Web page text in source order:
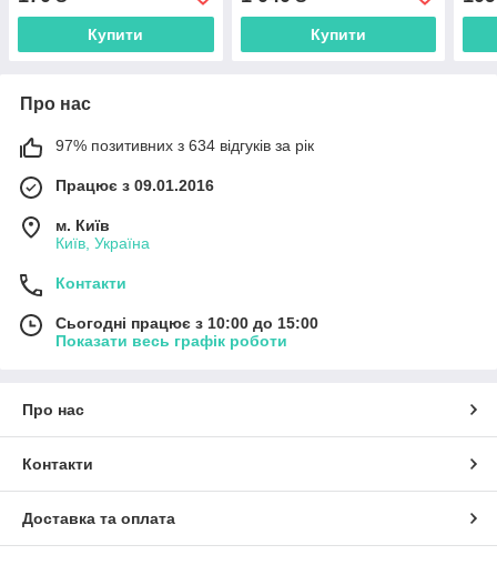
Купити Купити
Про нас
97% позитивних з 634 відгуків за рік
Працює з 09.01.2016
м. Київ
Київ, Україна
Контакти
Сьогодні працює з 10:00 до 15:00
Показати весь графік роботи
Про нас
Контакти
Доставка та оплата